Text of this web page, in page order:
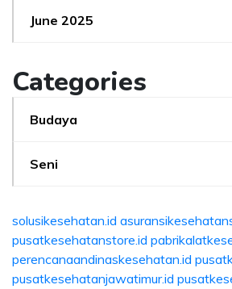
June 2025
Categories
Budaya
Seni
solusikesehatan.id
pusatkesehatanstore.id
perencanaandinaskesehatan.id
pusatkesehatanjawatimur.id